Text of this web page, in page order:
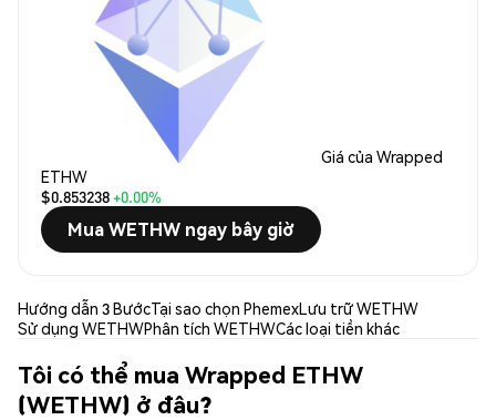
Giá của Wrapped
ETHW
$0.853238+0.00%
Mua WETHW ngay bây giờ
Hướng dẫn 3 BướcTại sao chọn PhemexLưu trữ WETHW
Sử dụng WETHWPhân tích WETHWCác loại tiền khác
Tôi có thể mua Wrapped ETHW
(WETHW) ở đâu?